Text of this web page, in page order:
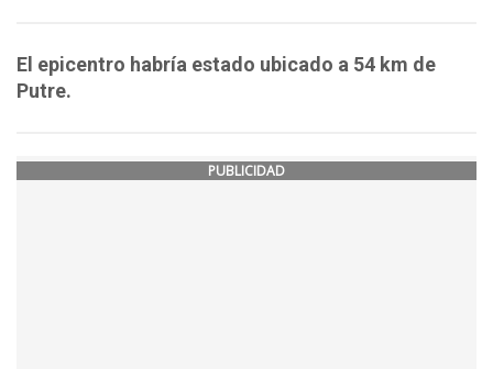
El epicentro habría estado ubicado a 54 km de
Putre.
PUBLICIDAD